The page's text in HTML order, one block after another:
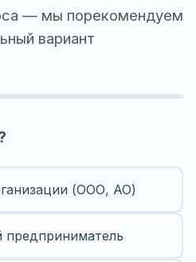
— мы порекомендуем
вариант
(ООО, АО)